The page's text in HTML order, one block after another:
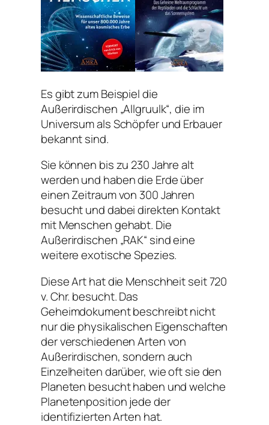
Es gibt zum Beispiel die
Außerirdischen „Allgruulk“, die im
Universum als Schöpfer und Erbauer
bekannt sind.
Sie können bis zu 230 Jahre alt
werden und haben die Erde über
einen Zeitraum von 300 Jahren
besucht und dabei direkten Kontakt
mit Menschen gehabt. Die
Außerirdischen „RAK“ sind eine
weitere exotische Spezies.
Diese Art hat die Menschheit seit 720
v. Chr. besucht. Das
Geheimdokument beschreibt nicht
nur die physikalischen Eigenschaften
der verschiedenen Arten von
Außerirdischen, sondern auch
Einzelheiten darüber, wie oft sie den
Planeten besucht haben und welche
Planetenposition jede der
identifizierten Arten hat.